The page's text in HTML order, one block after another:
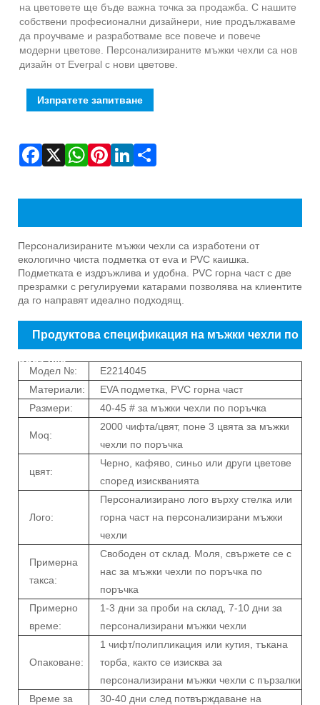
на цветовете ще бъде важна точка за продажба. С нашите
собствени професионални дизайнери, ние продължаваме
да проучваме и разработваме все повече и повече
модерни цветове. Персонализираните мъжки чехли са нов
дизайн от Everpal с нови цветове.
Изпратете запитване
Продуктово представяне на персонализирани
мъжки чехли
Персонализираните мъжки чехли са изработени от
екологично чиста подметка от eva и PVC каишка.
Подметката е издръжлива и удобна. PVC горна част с две
презрамки с регулируеми катарами позволява на клиентите
да го направят идеално подходящ.
Продуктова спецификация на мъжки чехли по
поръчка
Модел №:
E2214045
Материали:
EVA подметка, PVC горна част
Размери:
40-45 # за мъжки чехли по поръчка
Moq:
2000 чифта/цвят, поне 3 цвята за мъжки
чехли по поръчка
цвят:
Черно, кафяво, синьо или други цветове
според изискванията
Лого:
Персонализирано лого върху стелка или
горна част на персонализирани мъжки
чехли
Примерна
такса:
Свободен от склад. Моля, свържете се с
нас за мъжки чехли по поръчка по
поръчка
Примерно
време:
1-3 дни за проби на склад, 7-10 дни за
персонализирани мъжки чехли
Опаковане:
1 чифт/полипликация или кутия, тъкана
торба, както се изисква за
персонализирани мъжки чехли с пързалки
Време за
30-40 дни след потвърждаване на